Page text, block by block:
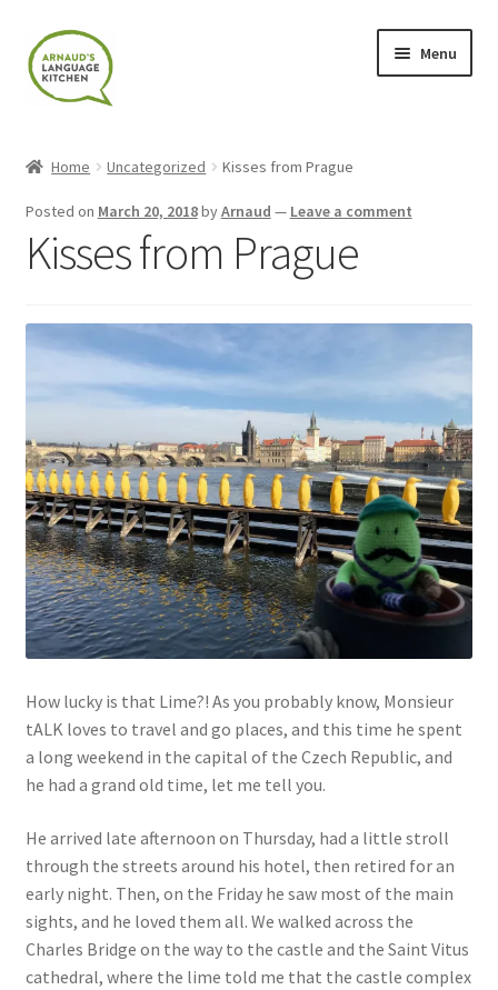
Skip
to
navigation
Skip
to
content
Menu
Blog
Contact Me
Links
My Account
Privacy Policy
Privacy Tools
Private Tuition
Shop
Terms and Conditions
Categories
Home Uncategorized Kisses from Prague
Posted on March 20, 2018byArnaud — Leave a comment
Kisses from Prague
How lucky is that Lime?! As you probably know, Monsieur
tALK loves to travel and go places, and this time he spent
a long weekend in the capital of the Czech Republic, and
he had a grand old time, let me tell you.
He arrived late afternoon on Thursday, had a little stroll
through the streets around his hotel, then retired for an
early night. Then, on the Friday he saw most of the main
sights, and he loved them all. We walked across the
Charles Bridge on the way to the castle and the Saint Vitus
cathedral, where the lime told me that the castle complex